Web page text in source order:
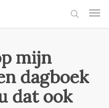
mijn
dagboek
dat ook